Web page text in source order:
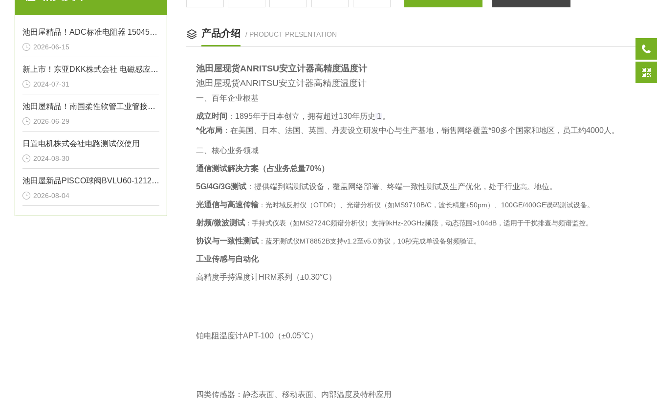
池田屋精品！ADC标准电阻器 15045系列 参数介绍
2026-06-15
新上市！东亚DKK株式会社 电磁感应式电导率检测器“小型ME-100系列”
2024-07-31
池田屋精品！南国柔性软管工业管接头式氟树脂软管 NK-FJS-A 参数介绍
2026-06-29
日置电机株式会社电路测试仪使用
2024-08-30
池田屋新品PISCO球阀BVLU60-1212正式发布
2026-08-04
产品介绍 / PRODUCT PRESENTATION
池田屋现货ANRITSU安立计器高精度温度计
池田屋现货ANRITSU安立计器高精度温度计
一、百年企业根基
成立时间 ‌：1895年于日本创立，拥有超过130年历史‌ 1 。
*化布局 ‌：在美国、日本、法国、英国、丹麦设立研发中心与生产基地，销售网络覆盖*90多个国家和地区，员工约4000人‌。
二、核心业务领域
通信测试解决方案（占业务总量70%）
5G/4G/3G测试 ‌：提供端到端测试设备，覆盖网络部署、终端一致性测试及生产优化，处于行业高。 地位‌。
光通信与高速传输 ‌：光时域反射仪（OTDR）、光谱分析仪（如MS9710B/C，波长精度±50pm）、100GE/400GE误码测试设备‌。
射频/微波测试 ‌：手持式仪表（如MS2724C频谱分析仪）支持9kHz-20GHz频段，动态范围>104dB，适用于干扰排查与频谱监控‌。
协议与一致性测试 ‌：蓝牙测试仪MT8852B支持v1.2至v5.0协议，10秒完成单设备射频验证‌。
工业传感与自动化
高精度手持温度计HRM系列（±0.30°C）
铂电阻温度计APT-100（±0.05°C）
四类传感器：静态表面、移动表面、内部温度及特种应用‌